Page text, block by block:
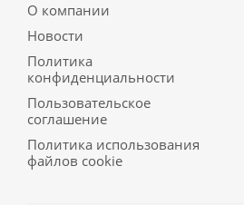
О компании
Новости
Политика
конфиденциальности
Пользовательское
соглашение
Политика использования
файлов cookie